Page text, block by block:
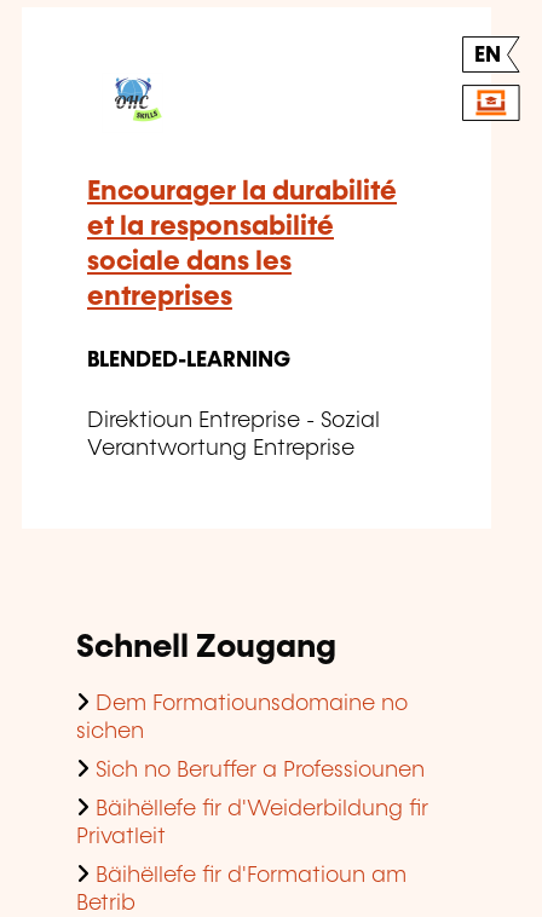
EN
Encourager la durabilité
et la responsabilité
sociale dans les
entreprises
BLENDED-LEARNING
Direktioun Entreprise - Sozial
Verantwortung Entreprise
Schnell Zougang
Dem Formatiounsdomaine no
sichen
Sich no Beruffer a Professiounen
Bäihëllefe fir d'Weiderbildung fir
Privatleit
Bäihëllefe fir d'Formatioun am
Betrib